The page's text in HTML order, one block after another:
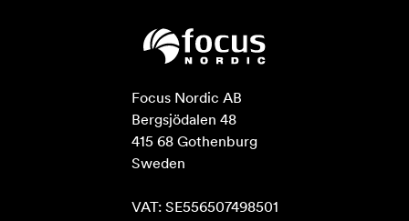
Focus Nordic AB
Bergsjödalen 48
415 68 Gothenburg
Sweden
VAT: SE556507498501